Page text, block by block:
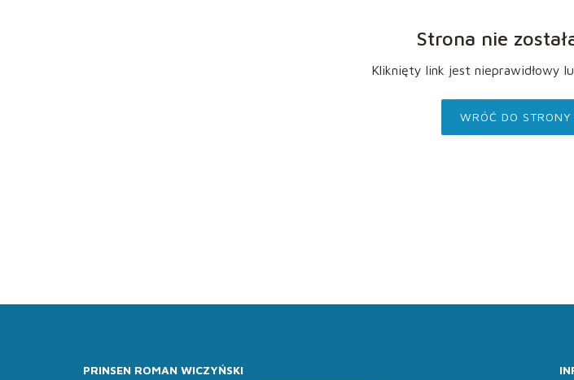
Strona nie
Kliknięty link jest nieprawidłowy
WRÓĆ DO
PRINSEN ROMAN WICZYŃSKI